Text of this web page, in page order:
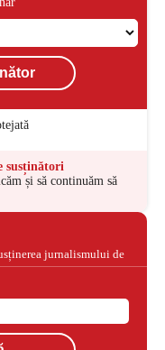
susținători
și să continuăm să
jurnalismului de